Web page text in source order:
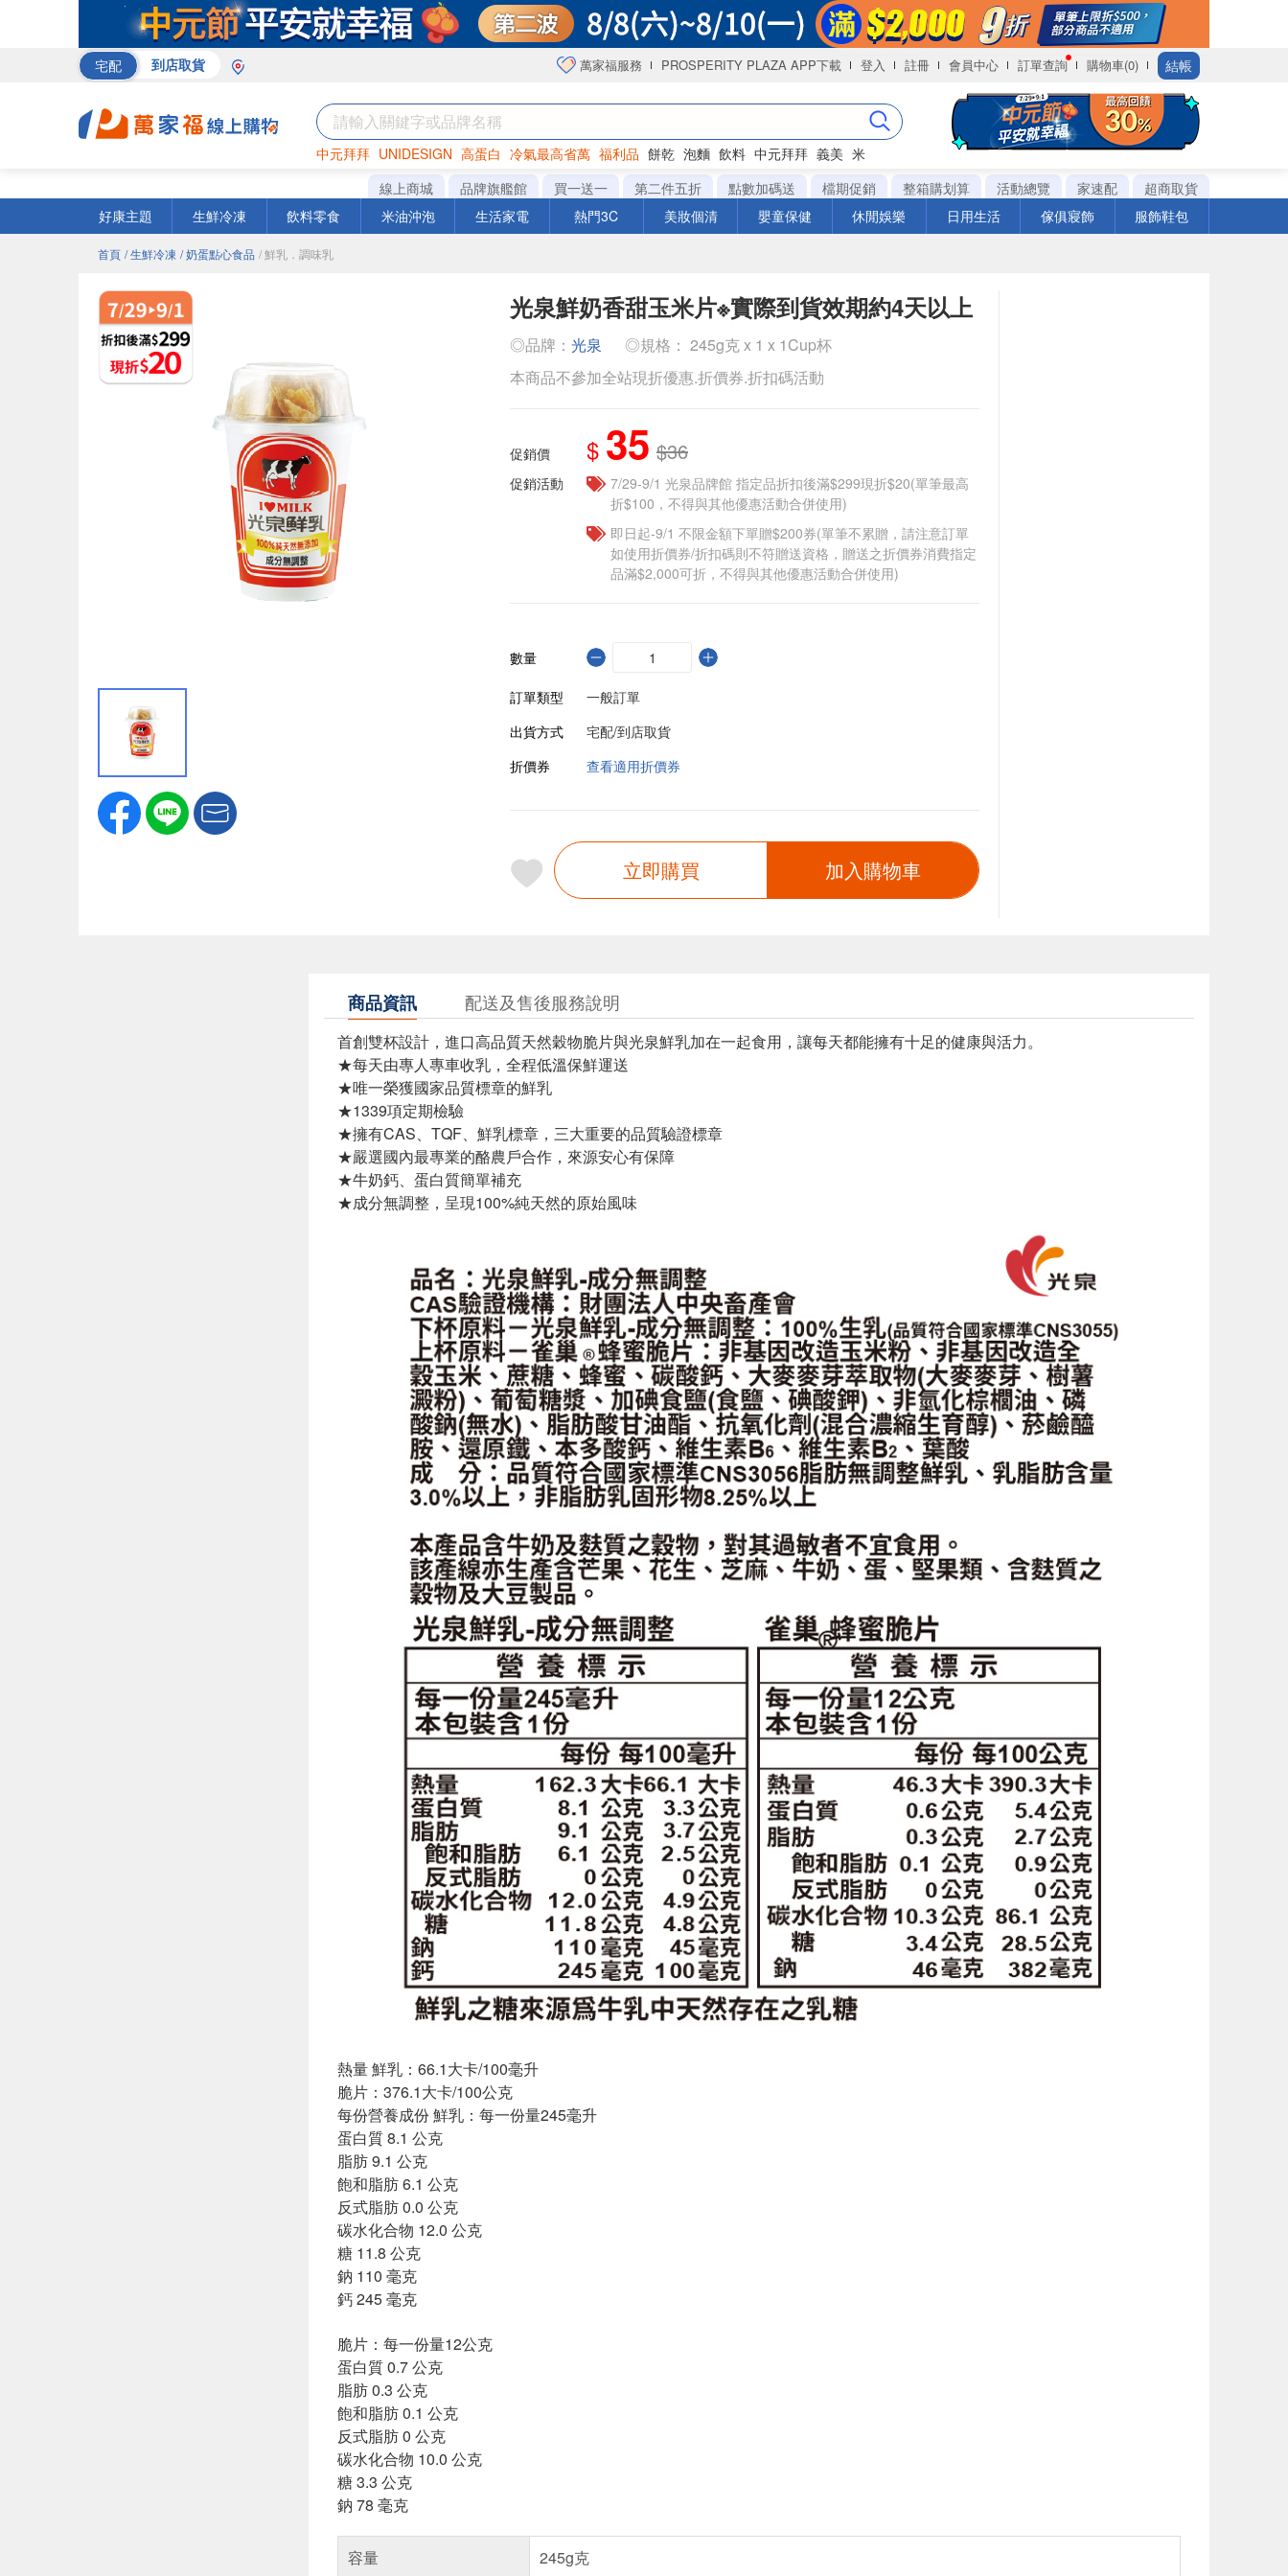
宅配 到店取貨 萬家福服務 PROSPERITY PLAZA APP下載 登入 註冊 會員中心 訂單查詢 購物車(0) 結帳
中元拜拜 UNIDESIGN 高蛋白 冷氣最高省萬 福利品 餅乾 泡麵 飲料 中元拜拜 義美 米
罐頭 咖啡 海苔
線上商城 品牌旗艦館 買一送一 第二件五折 點數加碼送 檔期促銷 整箱購划算 活動總覽 家速配
超商取貨
好康主題
生鮮冷凍 飲料零食 米油沖泡 生活家電 熱門3C 美妝個清 嬰童保健 休閒娛樂 日用生活 傢俱寢飾 服飾鞋包
首頁 / 生鮮冷凍 / 奶蛋點心食品 / 鮮乳．調味乳
光泉鮮奶香甜玉米片※實際到貨效期約4天以上
◎品牌： 光泉
◎規格： 245g克 x 1 x 1Cup杯
本商品不參加全站現折優惠.折價券.折扣碼活動
促銷價 $ 35 $36
促銷活動
7/29-9/1 光泉品牌館 指定品折扣後滿$299現折$20(單筆最高
折$100，不得與其他優惠活動合併使用)
即日起-9/1 不限金額下單贈$200券(單筆不累贈，請注意訂單
如使用折價券/折扣碼則不符贈送資格，贈送之折價券消費指定
品滿$2,000可折，不得與其他優惠活動合併使用)
數量
訂單類型
一般訂單
出貨方式
宅配/到店取貨
折價券
查看適用折價券
立即購買 加入購物車
商品資訊 配送及售後服務說明
首創雙杯設計，進口高品質天然穀物脆片與光泉鮮乳加在一起食用，讓每天都能擁有十足的健康與活力。
★每天由專人專車收乳，全程低溫保鮮運送
★唯一榮獲國家品質標章的鮮乳
★1339項定期檢驗
★擁有CAS、TQF、鮮乳標章，三大重要的品質驗證標章
★嚴選國內最專業的酪農戶合作，來源安心有保障
★牛奶鈣、蛋白質簡單補充
★成分無調整，呈現100%純天然的原始風味
熱量 鮮乳：66.1大卡/100毫升
脆片：376.1大卡/100公克
每份營養成份 鮮乳：每一份量245毫升
蛋白質 8.1 公克
脂肪 9.1 公克
飽和脂肪 6.1 公克
反式脂肪 0.0 公克
碳水化合物 12.0 公克
糖 11.8 公克
鈉 110 毫克
鈣 245 毫克
脆片：每一份量12公克
蛋白質 0.7 公克
脂肪 0.3 公克
飽和脂肪 0.1 公克
反式脂肪 0 公克
碳水化合物 10.0 公克
糖 3.3 公克
鈉 78 毫克
容量
245g克